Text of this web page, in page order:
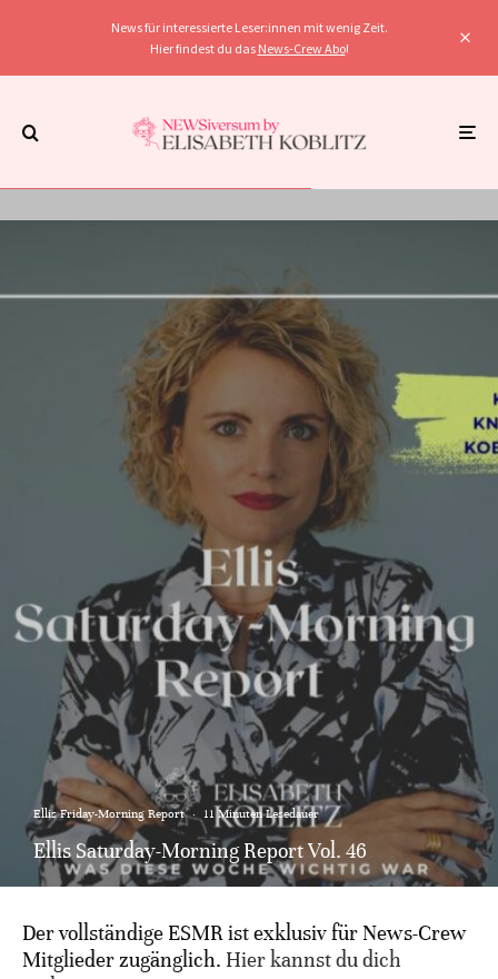
News für interessierte Leser:innen mit wenig Zeit.
Hier findest du das News-Crew Abo!
Ellis Friday-Morning Report · 11 Minuten Lesedauer
Ellis Saturday-Morning Report Vol. 46
Der vollständige ESMR ist exklusiv für News-Crew
Mitglieder zugänglich. Hier kannst du dich